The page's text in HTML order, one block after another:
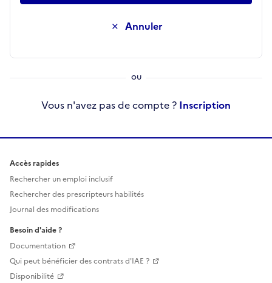
Annuler
Vous n'avez pas de compte ? Inscription
Accès rapides
Rechercher un emploi inclusif
Rechercher des prescripteurs habilités
Journal des modifications
Besoin d'aide ?
Documentation
Qui peut bénéficier des contrats d'IAE ?
Disponibilité